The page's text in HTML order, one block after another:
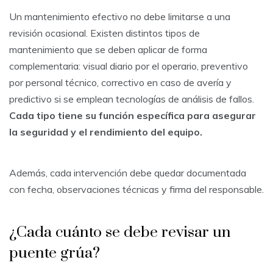
Un mantenimiento efectivo no debe limitarse a una
revisión ocasional. Existen distintos tipos de
mantenimiento que se deben aplicar de forma
complementaria: visual diario por el operario, preventivo
por personal técnico, correctivo en caso de avería y
predictivo si se emplean tecnologías de análisis de fallos.
Cada tipo tiene su función específica para asegurar
la seguridad y el rendimiento del equipo.
Además, cada intervención debe quedar documentada
con fecha, observaciones técnicas y firma del responsable.
¿Cada cuánto se debe revisar un
puente grúa?